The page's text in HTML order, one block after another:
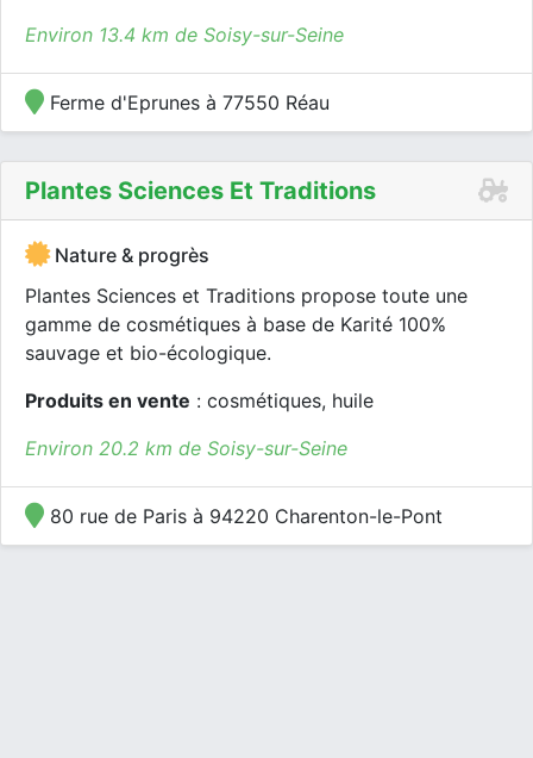
Environ 13.4 km de Soisy-sur-Seine
Ferme d'Eprunes à 77550 Réau
Plantes Sciences Et Traditions
Nature & progrès
Plantes Sciences et Traditions propose toute une
gamme de cosmétiques à base de Karité 100%
sauvage et bio-écologique.
Produits en vente : cosmétiques, huile
Environ 20.2 km de Soisy-sur-Seine
80 rue de Paris à 94220 Charenton-le-Pont